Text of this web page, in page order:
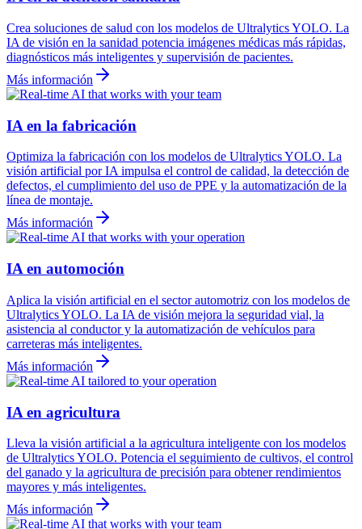
Crea soluciones de salud con los modelos de Ultralytics YOLO. La
IA de visión en la sanidad potencia imágenes médicas más rápidas,
diagnósticos más inteligentes y supervisión de pacientes.
Más información
IA en la fabricación
Optimiza la fabricación con los modelos de Ultralytics YOLO. La
visión artificial por IA impulsa el control de calidad, la detección de
defectos, el cumplimiento del uso de PPE y la automatización de la
línea de montaje.
Más información
IA en automoción
Aplica la visión artificial en el sector automotriz con los modelos de
Ultralytics YOLO. La IA de visión mejora la seguridad vial, la
asistencia al conductor y la automatización de vehículos para
carreteras más inteligentes.
Más información
IA en agricultura
Lleva la visión artificial a la agricultura inteligente con los modelos
de Ultralytics YOLO. Potencia el seguimiento de cultivos, el control
del ganado y la agricultura de precisión para obtener rendimientos
mayores y más inteligentes.
Más información